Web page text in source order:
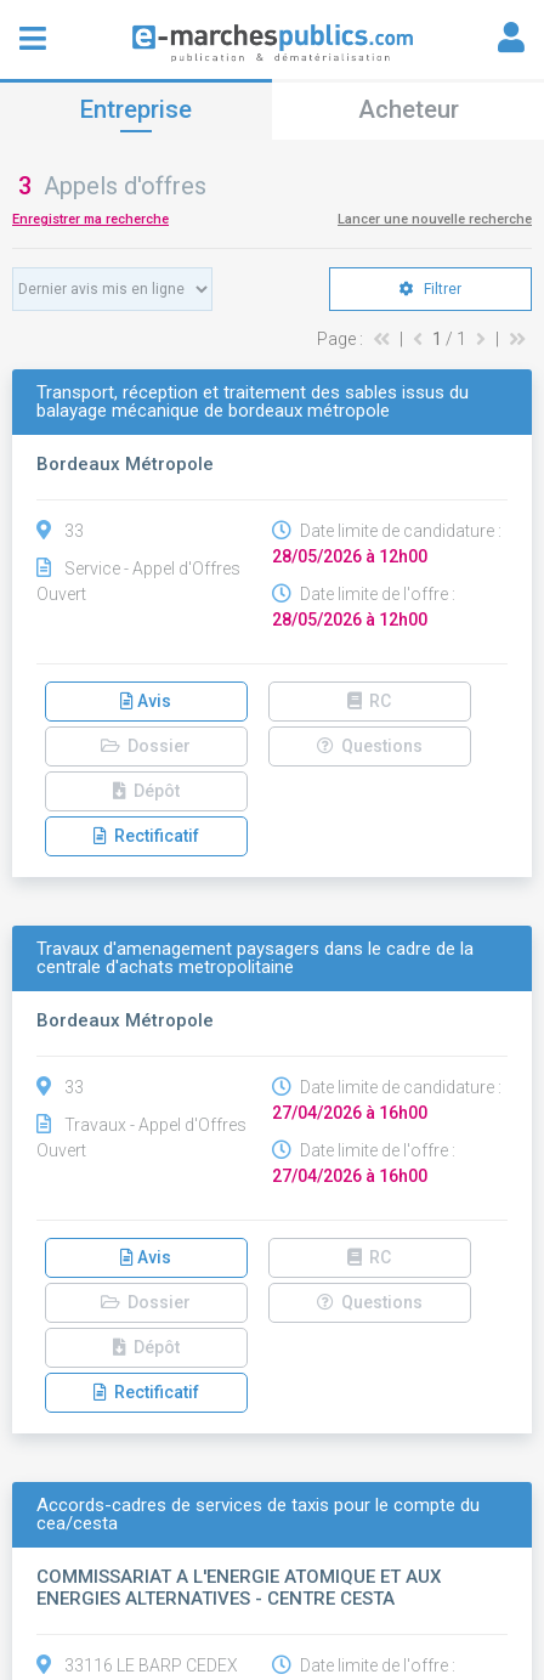
Entreprise Acheteur
3 Appels d'offres
Enregistrer ma recherche Lancer une nouvelle recherche
Filtrer
Page : 1 / 1
Transport, réception et traitement des sables issus du
balayage mécanique de bordeaux métropole
Bordeaux Métropole
33
Service - Appel d'Offres
Ouvert
Date limite de candidature :
28/05/2026 à 12h00
Date limite de l'offre :
28/05/2026 à 12h00
Avis RC
Dossier Questions
Dépôt
Rectificatif
Travaux d'amenagement paysagers dans le cadre de la
centrale d'achats metropolitaine
Bordeaux Métropole
33
Travaux - Appel d'Offres
Ouvert
Date limite de candidature :
27/04/2026 à 16h00
Date limite de l'offre :
27/04/2026 à 16h00
Avis RC
Dossier Questions
Dépôt
Rectificatif
Accords-cadres de services de taxis pour le compte du
cea/cesta
COMMISSARIAT A L'ENERGIE ATOMIQUE ET AUX
ENERGIES ALTERNATIVES - CENTRE CESTA
33116 LE BARP CEDEX
Date limite de l'offre :